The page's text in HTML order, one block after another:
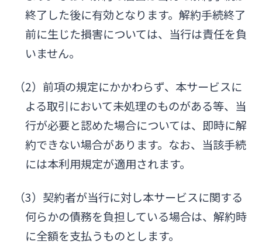
終了した後に有効となります。解約手続終了
前に生じた損害については、当行は責任を負
いません。
（2）前項の規定にかかわらず、本サービスに
よる取引において未処理のものがある等、当
行が必要と認めた場合については、即時に解
約できない場合があります。なお、当該手続
には本利用規定が適用されます。
（3）契約者が当行に対し本サービスに関する
何らかの債務を負担している場合は、解約時
に全額を支払うものとします。